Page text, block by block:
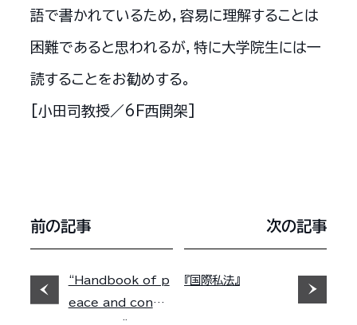
語で書かれているため，容易に理解することは
困難であると思われるが，特に大学院生には一
読することをお勧めする。
[小田司教授／6F西開架]
前の記事
“Handbook of p
eace and conflic
次の記事
『国際私法』